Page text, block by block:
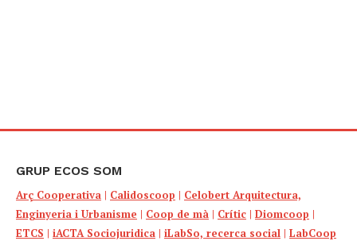
GRUP ECOS SOM
Arç Cooperativa | Calidoscoop | Celobert Arquitectura,
Enginyeria i Urbanisme | Coop de mà | Crític | Diomcoop |
ETCS | iACTA Sociojuridica | iLabSo, recerca social | LabCoop